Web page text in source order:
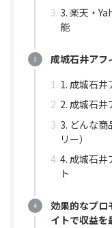
3. 楽天・
能
成城石井アフ
1. 成城石
2. 成城石
3. どんな
リー）
4. 成城石井
ト
効果的なプロ
イトで収益を